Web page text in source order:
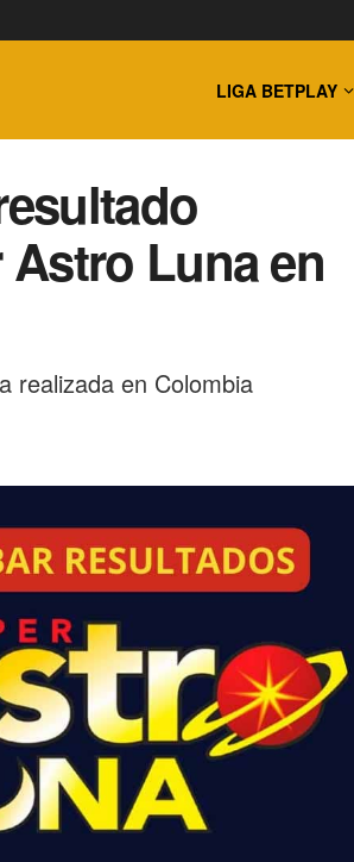
LIGA BETPLAY
Luna en
realizada en Colombia